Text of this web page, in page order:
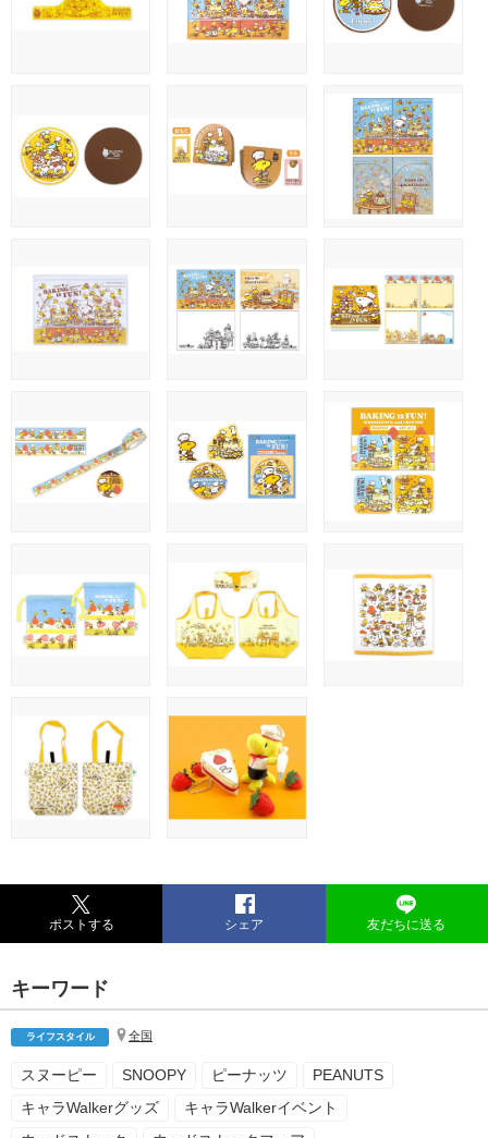
ポストする シェア 友だちに送る
キーワード
ライフスタイル 全国
スヌーピー SNOOPY ピーナッツ
PEANUTS
キャラWalkerグッズ
キャラWalkerイベント